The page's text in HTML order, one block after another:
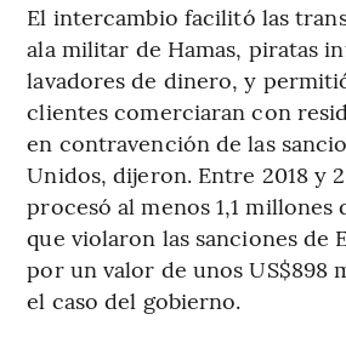
El intercambio facilitó las
ala militar de Hamas, piratas
lavadores de dinero, y
clientes comerciaran con
en contravención de las
Unidos, dijeron. Entre 2018 y
procesó al menos 1,1 millones
que violaron las sanciones de
por un valor de unos US$898
el caso del gobierno.